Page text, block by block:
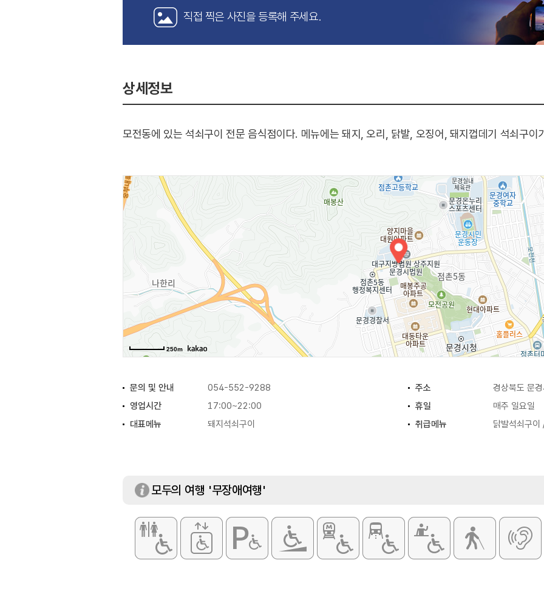
직접 찍은 사진을 등록해 주세요.
상세정보
모전동에 있는 석쇠구이 전문 음식점이다. 메뉴에는 돼지, 오리, 닭발, 오징어, 돼지껍데기 석쇠구이
250m
문의 및 안내 054-552-9288 주소
경상북도 문
영업시간
17:00~22:00 휴일
매주 일요일
대표메뉴
돼지석쇠구이 취급메뉴 닭발석쇠구이
모두의 여행 '무장애여행'